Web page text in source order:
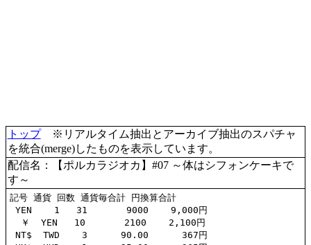
トップ※リアルタイム抽出とアーカイブ抽出のスパチャ
を統合(merge)したものを表示しています。
配信名：【ポルカラジオカ】#07 ～体はシフォンケーキで
す～
記号 通貨 回数 通貨毎合計 円換算合計
YEN    1   31       9000    9,000円
  ￥  YEN   10       2100    2,100円
NT$  TWD    3      90.00      367円